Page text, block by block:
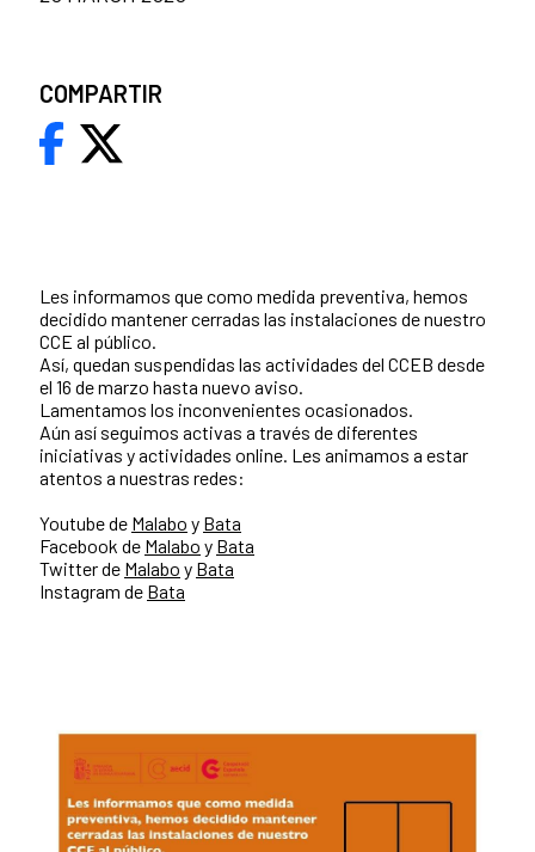
Les informamos que como medida preventiva, hemos
decidido mantener cerradas las instalaciones de nuestro
CCE al público.
Así, quedan suspendidas las actividades del CCEB desde
el 16 de marzo hasta nuevo aviso.
Lamentamos los inconvenientes ocasionados.
Aún así seguimos activas a través de diferentes
iniciativas y actividades online. Les animamos a estar
atentos a nuestras redes:
Youtube de Malabo y Bata
Facebook de Malabo y Bata
Twitter de Malabo y Bata
Instagram de Bata
COMPARTIR